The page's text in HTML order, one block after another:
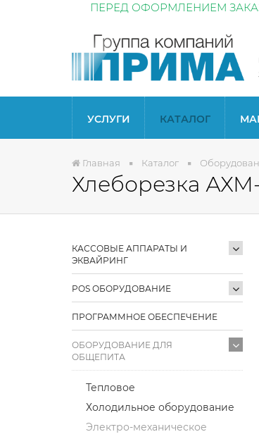
ПЕРЕД ОФОРМЛЕНИЕМ
УСЛУГИ КАТАЛОГ
Главная Каталог
Хлеборезка
КАССОВЫЕ АППАРАТЫ И
ЭКВАЙРИНГ
POS ОБОРУДОВАНИЕ
ПРОГРАММНОЕ ОБЕСПЕЧЕНИЕ
ОБОРУДОВАНИЕ ДЛЯ
ОБЩЕПИТА
Тепловое
Холодильное оборудование
Электро-механическое